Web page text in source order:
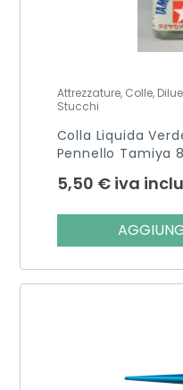
Attrezzature, Colle,
Stucchi
Colla Liquida
Pennello Tamiya
5,50 € iva